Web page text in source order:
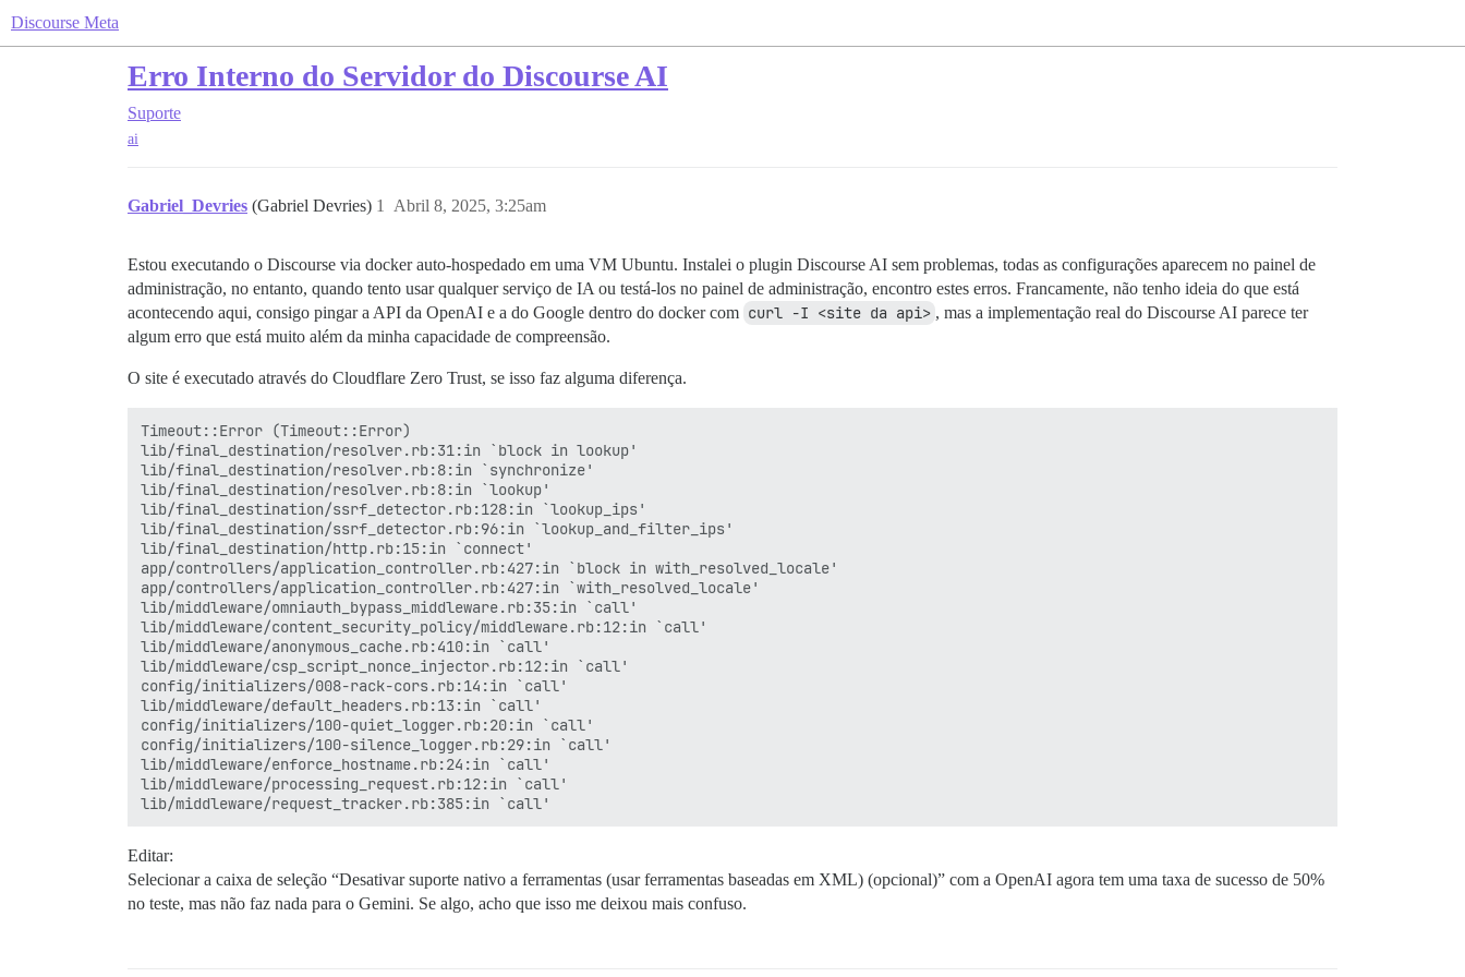
Discourse Meta
Erro Interno do Servidor do Discourse AI
Suporte
ai
Gabriel_Devries (Gabriel Devries) Abril 8, 2025, 3:25am
1
Estou executando o Discourse via docker auto-hospedado em uma VM Ubuntu. Instalei o plugin Discourse AI sem problemas, todas as configurações aparecem no painel de
administração, no entanto, quando tento usar qualquer serviço de IA ou testá-los no painel de administração, encontro estes erros. Francamente, não tenho ideia do que está
acontecendo aqui, consigo pingar a API da OpenAI e a do Google dentro do docker com curl -I <site da api> , mas a implementação real do Discourse AI parece ter
algum erro que está muito além da minha capacidade de compreensão.
O site é executado através do Cloudflare Zero Trust, se isso faz alguma diferença.
Timeout::Error (Timeout::Error)
lib/final_destination/resolver.rb:31:in `block in lookup'
lib/final_destination/resolver.rb:8:in `synchronize'
lib/final_destination/resolver.rb:8:in `lookup'
lib/final_destination/ssrf_detector.rb:128:in `lookup_ips'
lib/final_destination/ssrf_detector.rb:96:in `lookup_and_filter_ips'
lib/final_destination/http.rb:15:in `connect'
app/controllers/application_controller.rb:427:in `block in with_resolved_locale'
app/controllers/application_controller.rb:427:in `with_resolved_locale'
lib/middleware/omniauth_bypass_middleware.rb:35:in `call'
lib/middleware/content_security_policy/middleware.rb:12:in `call'
lib/middleware/anonymous_cache.rb:410:in `call'
lib/middleware/csp_script_nonce_injector.rb:12:in `call'
config/initializers/008-rack-cors.rb:14:in `call'
lib/middleware/default_headers.rb:13:in `call'
config/initializers/100-quiet_logger.rb:20:in `call'
config/initializers/100-silence_logger.rb:29:in `call'
lib/middleware/enforce_hostname.rb:24:in `call'
lib/middleware/processing_request.rb:12:in `call'
Editar:
Selecionar a caixa de seleção “Desativar suporte nativo a ferramentas (usar ferramentas baseadas em XML) (opcional)” com a OpenAI agora tem uma taxa de sucesso de 50%
no teste, mas não faz nada para o Gemini. Se algo, acho que isso me deixou mais confuso.